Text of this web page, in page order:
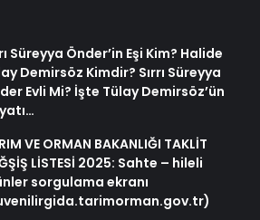
Süreyya Önder’in Eşi Kim? Halide
Demirsöz Kimdir? Sırrı Süreyya
Evli Mi? İşte Tülay Demirsöz’ün
VE ORMAN BAKANLIĞI TAKLİT
LİSTESİ 2025: Sahte – hileli
sorgulama ekranı